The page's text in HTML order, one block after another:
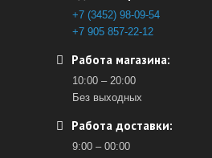
+7 (3452) 98-09-54
+7 905 857-22-12
Работа магазина:
10:00 – 20:00
Без выходных
Работа доставки:
9:00 – 00:00